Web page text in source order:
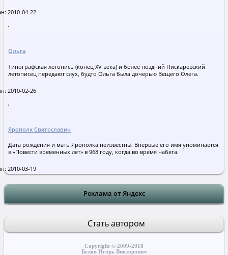
2010-04-22
Ольга
Типографская летопись (конец XV века) и более поздний Пискаревский
летописец передают слух, будто Ольга была дочерью Вещего Олега.
2010-02-26
Ярополк Святославич
Дата рождения и мать Ярополка неизвестны. Впервые его имя упоминается
в «Повести временных лет» в 968 году, когда во время набега.
2010-03-19
Реклама от Яндекс
Стать автором
Copyright © 2009-2018
Белов Игорь Викторович